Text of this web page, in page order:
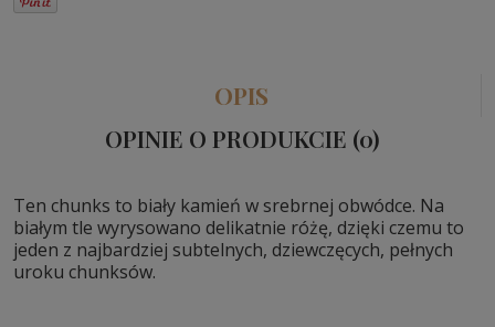
OPIS
OPINIE O PRODUKCIE (0)
Ten chunks to biały kamień w srebrnej obwódce. Na
białym tle wyrysowano delikatnie różę, dzięki czemu to
jeden z najbardziej subtelnych, dziewczęcych, pełnych
uroku chunksów.